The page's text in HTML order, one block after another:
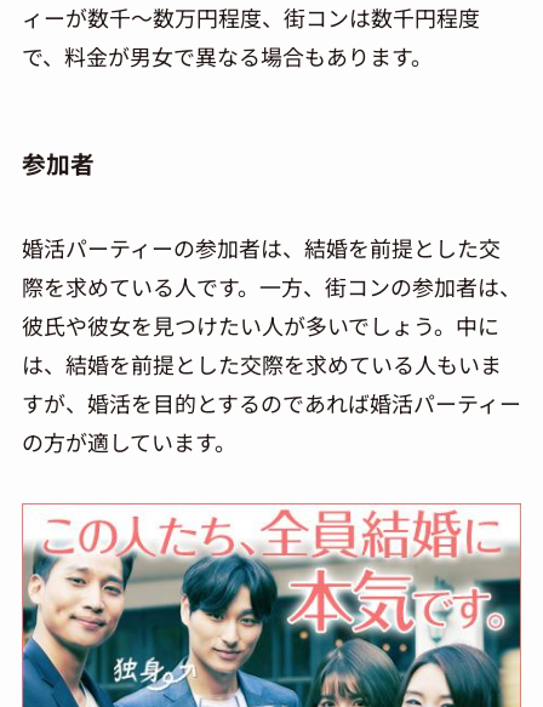
ィーが数千～数万円程度、街コンは数千円程度
で、料金が男女で異なる場合もあります。
参加者
婚活パーティーの参加者は、結婚を前提とした交
際を求めている人です。一方、街コンの参加者は、
彼氏や彼女を見つけたい人が多いでしょう。中に
は、結婚を前提とした交際を求めている人もいま
すが、婚活を目的とするのであれば婚活パーティー
の方が適しています。